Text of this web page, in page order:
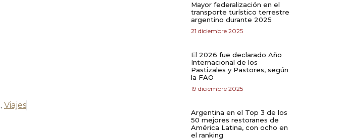
, Viajes
Mayor federalización en el
transporte turístico terrestre
argentino durante 2025
21 diciembre 2025
El 2026 fue declarado Año
Internacional de los
Pastizales y Pastores, según
la FAO
19 diciembre 2025
Argentina en el Top 3 de los
50 mejores restoranes de
América Latina, con ocho en
el ranking